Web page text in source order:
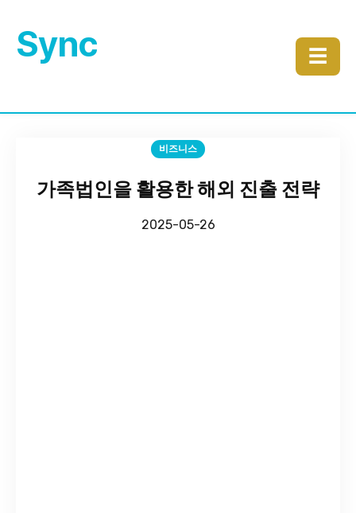
Sync ☰
비즈니스
가족법인을 활용한 해외 진출 전략
2025-05-26